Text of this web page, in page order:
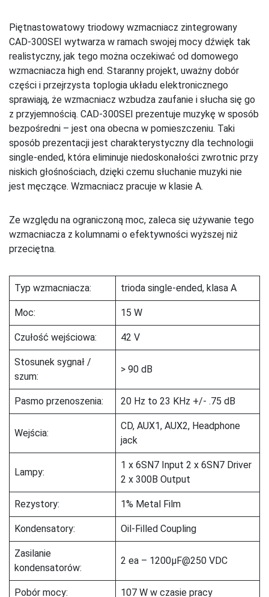
Piętnastowatowy triodowy wzmacniacz zintegrowany
CAD-300SEI wytwarza w ramach swojej mocy dźwięk tak
realistyczny, jak tego można oczekiwać od domowego
wzmacniacza high end. Staranny projekt, uważny dobór
części i przejrzysta toplogia układu elektronicznego
sprawiają, że wzmacniacz wzbudza zaufanie i słucha się go
z przyjemnością. CAD-300SEI prezentuje muzykę w sposób
bezpośredni – jest ona obecna w pomieszczeniu. Taki
sposób prezentacji jest charakterystyczny dla technologii
single-ended, która eliminuje niedoskonałości zwrotnic przy
niskich głośnościach, dzięki czemu słuchanie muzyki nie
jest męczące. Wzmacniacz pracuje w klasie A.
Ze względu na ograniczoną moc, zaleca się używanie tego
wzmacniacza z kolumnami o efektywności wyższej niż
przeciętna.
Typ wzmacniacza: trioda single-ended, klasa A
Moc: 15 W
Czułość wejściowa: 42 V
Stosunek sygnał /
szum:
> 90 dB
Pasmo przenoszenia: 20 Hz to 23 KHz +/- .75 dB
Wejścia:
CD, AUX1, AUX2, Headphone
jack
Lampy:
1 x 6SN7 Input 2 x 6SN7 Driver
2 x 300B Output
Rezystory: 1% Metal Film
Kondensatory: Oil-Filled Coupling
Zasilanie
kondensatorów:
2 ea – 1200µF@250 VDC
Pobór mocy: 107 W w czasie pracy